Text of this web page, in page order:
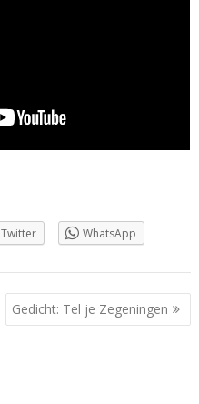
Twitter WhatsApp
Gedicht: Tel je Zegeningen